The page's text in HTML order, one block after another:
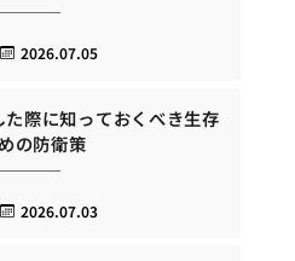
2026.07.05
際に知っておくべき生存
の防衛策
2026.07.03